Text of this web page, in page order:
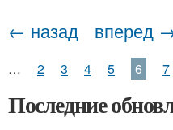
← назад вперед
… 2 3 4 5 6 7
Последние